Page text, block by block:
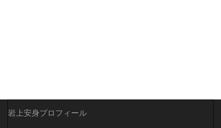
岩上安身プロフィール